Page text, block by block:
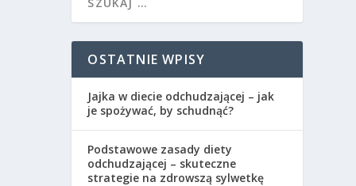
OSTATNIE WPISY
Jajka w diecie odchudzającej – jak
je spożywać, by schudnąć?
Podstawowe zasady diety
odchudzającej – skuteczne
strategie na zdrowszą sylwetkę